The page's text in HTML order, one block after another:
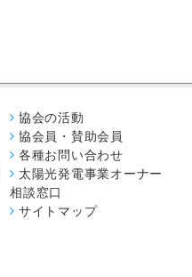
協会の活動
協会員・賛助会員
各種お問い合わせ
太陽光発電事業オーナー
相談窓口
サイトマップ